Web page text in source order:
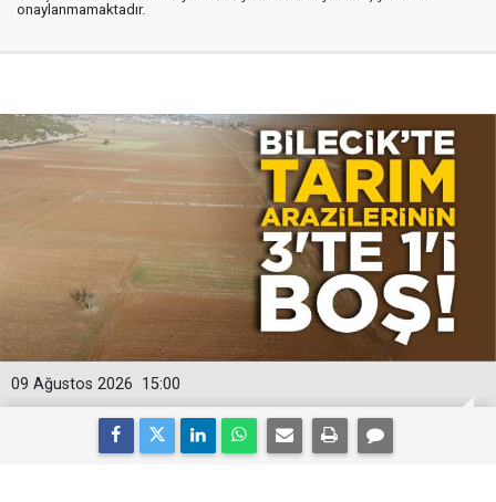
onaylanmamaktadır.
15:00
09 Ağustos 2026